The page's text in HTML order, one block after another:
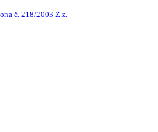
č. 218/2003 Z.z.